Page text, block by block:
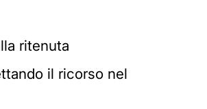
ritenuta
il ricorso nel